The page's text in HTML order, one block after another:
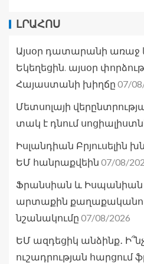
ԼՐԱՀՈՍ
Այսօր դատարանի առաջ
Եկեղեցին. այսօր
Հայաստանի խիղճը 07/
Մետսոլայի
տակ է դնում
Իսլանդիան Բրյուսելին
ԵՄ հանրաքվեին 07/08/
Ֆրանսիան և Իսպանիան
արտաքին
նշանակումը 07/08/2026
ԵՄ ազդեցիկ անձինք․
ուշադրության հարցում